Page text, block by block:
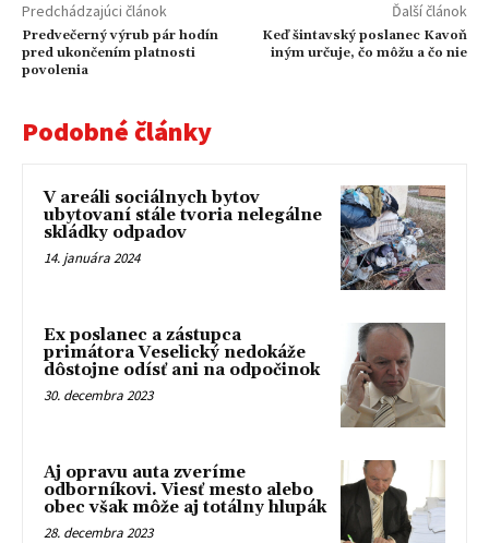
Predchádzajúci článok
Predvečerný výrub pár hodín
pred ukončením platnosti
povolenia
Ďalší článok
Keď šintavský poslanec Kavoň
iným určuje, čo môžu a čo nie
Podobné články
V areáli sociálnych bytov
ubytovaní stále tvoria nelegálne
skládky odpadov
14. januára 2024
Ex poslanec a zástupca
primátora Veselický nedokáže
dôstojne odísť ani na odpočinok
30. decembra 2023
Aj opravu auta zveríme
odborníkovi. Viesť mesto alebo
obec však môže aj totálny hlupák
28. decembra 2023